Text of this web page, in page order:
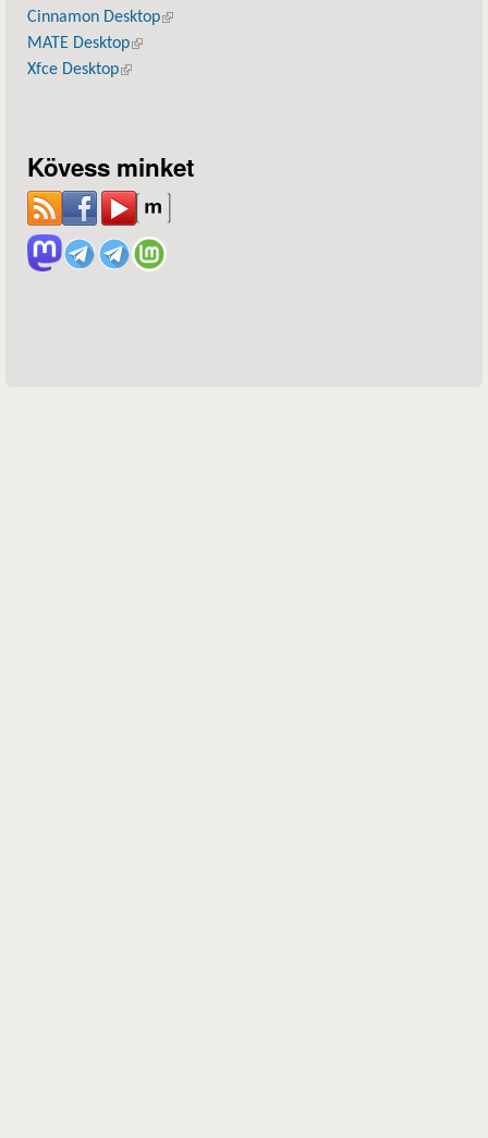
Cinnamon Desktop(külső hivatkozás)
MATE Desktop(külső hivatkozás)
Xfce Desktop(külső hivatkozás)
Kövess minket